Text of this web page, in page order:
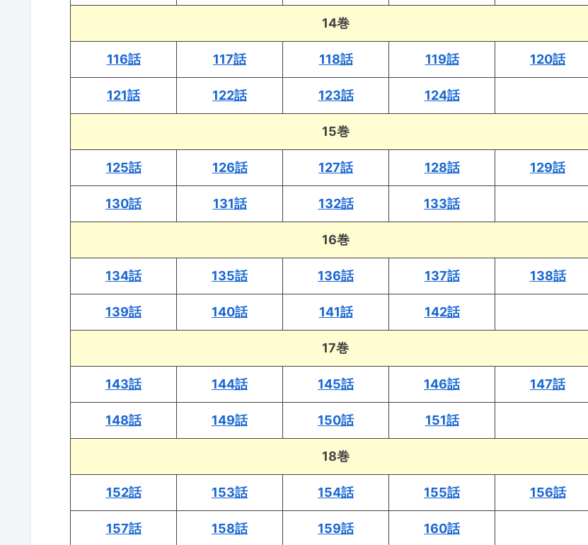
14巻
116話 117話 118話 119話 120話
121話 122話 123話 124話
15巻
125話 126話 127話 128話 129話
130話 131話 132話 133話
16巻
134話 135話 136話 137話 138話
139話 140話 141話 142話
17巻
143話 144話 145話 146話 147話
148話 149話 150話 151話
18巻
152話 153話 154話 155話 156話
157話 158話 159話 160話